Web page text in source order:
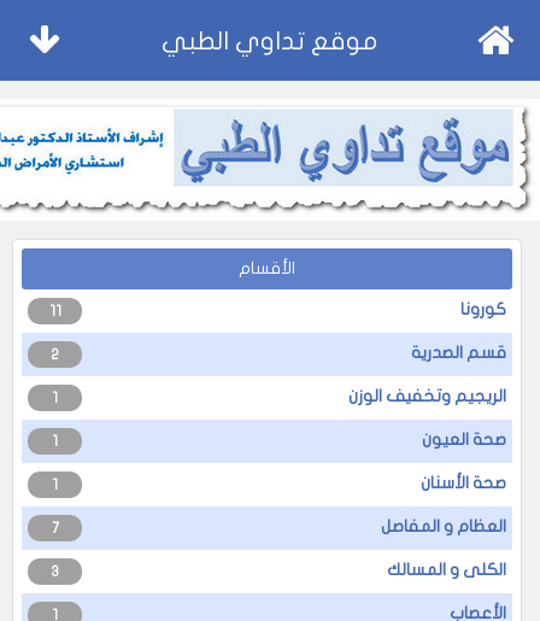
موقع تداوي الطبي
الأقسام
كورونا 11
قسم الصدرية 2
الريجيم وتخفيف الوزن 1
صحة العيون 1
صحة الأسنان 1
العظام و المفاصل 7
الكلى و المسالك 3
الأعصاب 1